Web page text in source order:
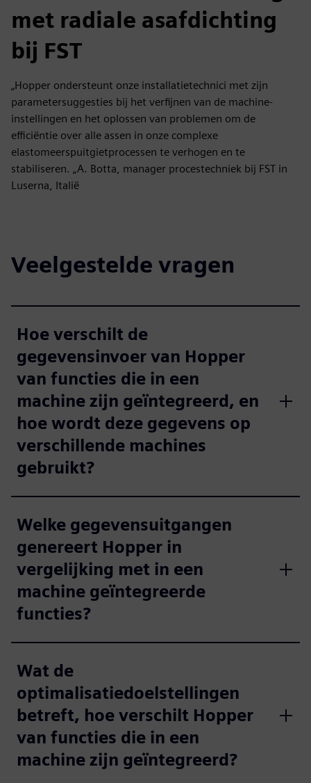
met radiale asafdichting
bij FST
„Hopper ondersteunt onze installatietechnici met zijn
parametersuggesties bij het verfijnen van de machine-
instellingen en het oplossen van problemen om de
efficiëntie over alle assen in onze complexe
elastomeerspuitgietprocessen te verhogen en te
stabiliseren. „A. Botta, manager procestechniek bij FST in
Luserna, Italië
Veelgestelde vragen
Hoe verschilt de
gegevensinvoer van Hopper
van functies die in een
machine zijn geïntegreerd, en
hoe wordt deze gegevens op
verschillende machines
gebruikt?
Welke gegevensuitgangen
genereert Hopper in
vergelijking met in een
machine geïntegreerde
functies?
Wat de
optimalisatiedoelstellingen
betreft, hoe verschilt Hopper
van functies die in een
machine zijn geïntegreerd?